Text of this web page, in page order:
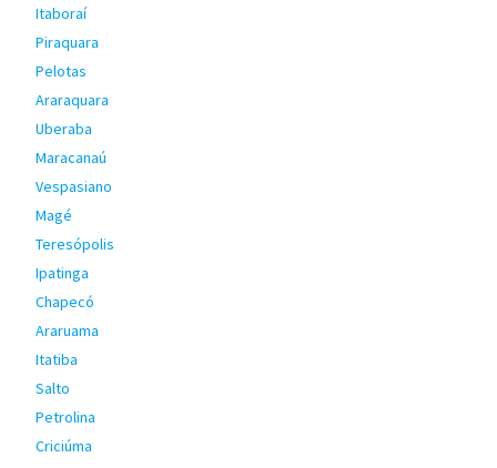
Itaboraí
Piraquara
Pelotas
Araraquara
Uberaba
Maracanaú
Vespasiano
Magé
Teresópolis
Ipatinga
Chapecó
Araruama
Itatiba
Salto
Petrolina
Criciúma